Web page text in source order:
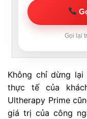
Gọi lại
Không chỉ dừng
thực tế của
Ultherapy Prime
giá trị của công